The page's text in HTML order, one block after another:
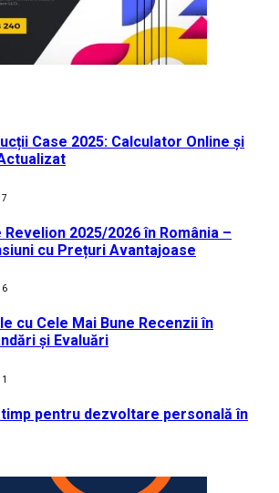
Case 2025: Calculator Online și
2025/2026 în România –
cu Prețuri Avantajoase
cu Cele Mai Bune Recenzii în
și Evaluări
pentru dezvoltare personală în